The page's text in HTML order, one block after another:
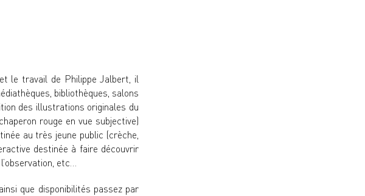
et le travail de Philippe Jalbert, il
bibliothèques, salons
des illustrations originales du
rouge en vue subjective)
au très jeune public (crèche,
destinée à faire découvrir
etc…
que disponibilités passez par